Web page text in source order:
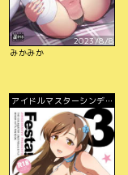
2023/8/8
みかみか
アイドルマスターシンデレ
ラガールズ